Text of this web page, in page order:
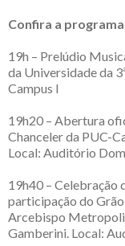
Confira a
19h – Prelúdio
da Universidade da
Campus I
19h20 – Abertura
Chanceler da PUC-
Local: Auditório
19h40 – Celebração
participação do
Arcebispo
Gamberini. Local: